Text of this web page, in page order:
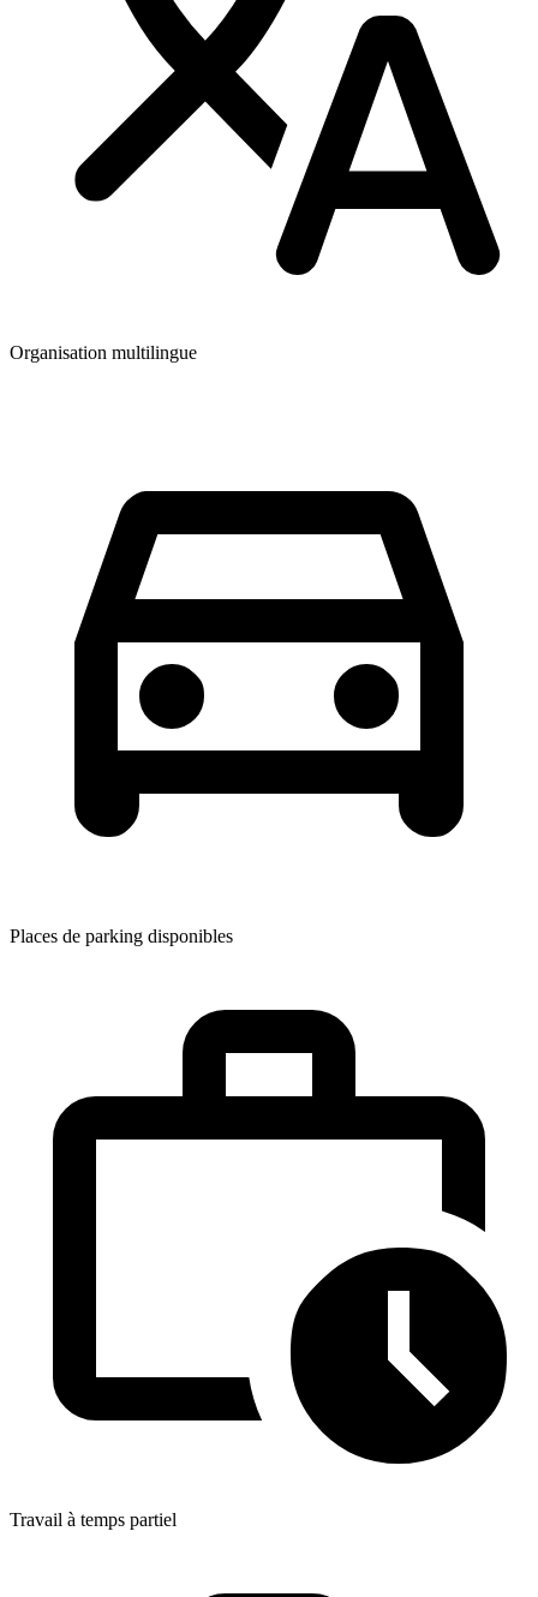
Organisation multilingue
Places de parking disponibles
Travail à temps partiel